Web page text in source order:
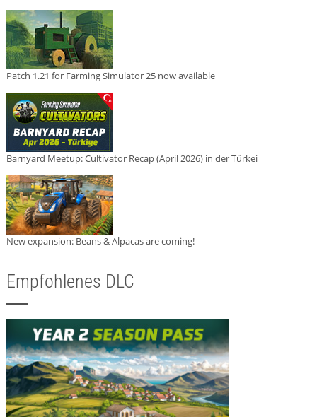
Patch 1.21 for Farming Simulator 25 now available
Barnyard Meetup: Cultivator Recap (April 2026) in der Türkei
New expansion: Beans & Alpacas are coming!
Empfohlenes DLC